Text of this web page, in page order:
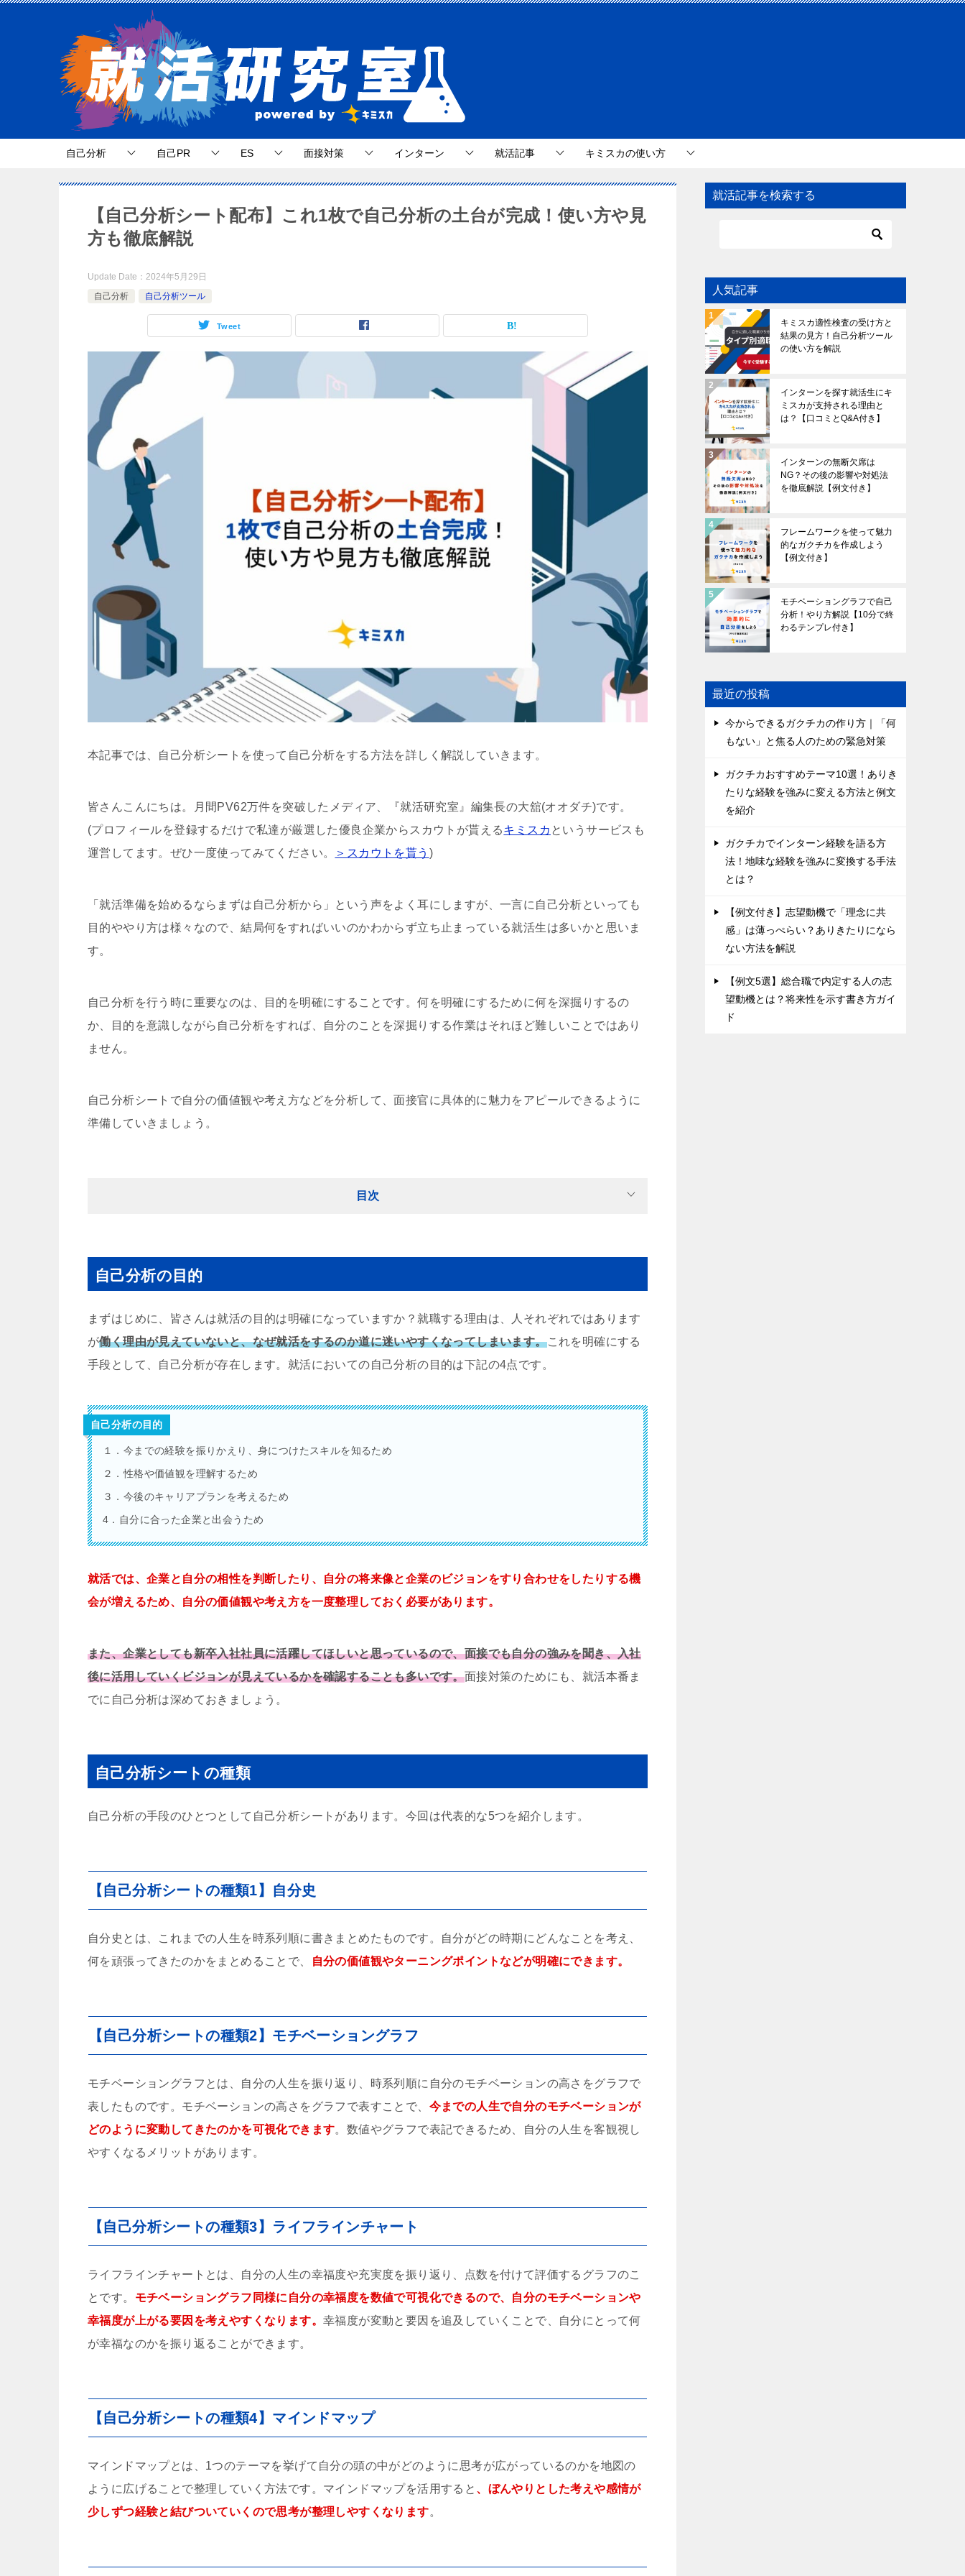
自己分析 自己PR ES 面接対策 インターン 就活記事 キミスカの使い方
【自己分析シート配布】これ1枚で自己分析の土台が完成！使い方や見
方も徹底解説
Update Date： 2024年5月29日
自己分析
自己分析ツール
Tweet
本記事では、自己分析シートを使って自己分析をする方法を詳しく解説していきます。
皆さんこんにちは。月間PV62万件を突破したメディア、『就活研究室』編集長の大舘(オオダチ)です。
(プロフィールを登録するだけで私達が厳選した優良企業からスカウトが貰えるキミスカ というサービスも
運営してます。ぜひ一度使ってみてください。
＞スカウトを貰う )
「就活準備を始めるならまずは自己分析から」という声をよく耳にしますが、一言に自己分析といっても
目的ややり方は様々なので、結局何をすればいいのかわからず立ち止まっている就活生は多いかと思いま
す。
自己分析を行う時に重要なのは、目的を明確にすることです。何を明確にするために何を深掘りするの
か、目的を意識しながら自己分析をすれば、自分のことを深掘りする作業はそれほど難しいことではあり
ません。
自己分析シートで自分の価値観や考え方などを分析して、面接官に具体的に魅力をアピールできるように
準備していきましょう。
目次
自己分析の目的
まずはじめに、皆さんは就活の目的は明確になっていますか？就職する理由は、人それぞれではあります
が働く理由が見えていないと、なぜ就活をするのか道に迷いやすくなってしまいます。これを明確にする
手段として、自己分析が存在します。就活においての自己分析の目的は下記の4点です。
自己分析の目的
１．今までの経験を振りかえり、身につけたスキルを知るため
２．性格や価値観を理解するため
３．今後のキャリアプランを考えるため
4．自分に合った企業と出会うため
就活では、企業と自分の相性を判断したり、自分の将来像と企業のビジョンをすり合わせをしたりする機
会が増えるため、自分の価値観や考え方を一度整理しておく必要があります。
また、企業としても新卒入社社員に活躍してほしいと思っているので、面接でも自分の強みを聞き、入社
後に活用していくビジョンが見えているかを確認することも多いです。面接対策のためにも、就活本番ま
でに自己分析は深めておきましょう。
自己分析シートの種類
自己分析の手段のひとつとして自己分析シートがあります。今回は代表的な5つを紹介します。
【自己分析シートの種類1】自分史
自分史とは、これまでの人生を時系列順に書きまとめたものです。自分がどの時期にどんなことを考え、
何を頑張ってきたのかをまとめることで、
自分の価値観やターニングポイントなどが明確にできます。
【自己分析シートの種類2】モチベーショングラフ
モチベーショングラフとは、自分の人生を振り返り、時系列順に自分のモチベーションの高さをグラフで
表したものです。モチベーションの高さをグラフで表すことで、 今までの人生で自分のモチベーションが
どのように変動してきたのかを可視化できます。数値やグラフで表記できるため、自分の人生を客観視し
やすくなるメリットがあります。
【自己分析シートの種類3】ライフラインチャート
ライフラインチャートとは、自分の人生の幸福度や充実度を振り返り、点数を付けて評価するグラフのこ
とです。 モチベーショングラフ同様に自分の幸福度を数値で可視化できるので、自分のモチベーションや
幸福度が上がる要因を考えやすくなります。 幸福度が変動と要因を追及していくことで、自分にとって何
が幸福なのかを振り返ることができます。
【自己分析シートの種類4】マインドマップ
マインドマップとは、1つのテーマを挙げて自分の頭の中がどのように思考が広がっているのかを地図の
ように広げることで整理していく方法です。マインドマップを活用すると 、ぼんやりとした考えや感情が
少しずつ経験と結びついていくので思考が整理しやすくなります。
就活記事を検索する
人気記事
キミスカ適性検査の受け方と
結果の見方！自己分析ツール
の使い方を解説
インターンを探す就活生にキ
ミスカが支持される理由と
は？【口コミとQ&A付き】
インターンの無断欠席は
NG？その後の影響や対処法
を徹底解説【例文付き】
フレームワークを使って魅力
的なガクチカを作成しよう
【例文付き】
モチベーショングラフで自己
分析！やり方解説【10分で終
わるテンプレ付き】
最近の投稿
今からできるガクチカの作り方｜「何
もない」と焦る人のための緊急対策
ガクチカおすすめテーマ10選！ありき
たりな経験を強みに変える方法と例文
を紹介
ガクチカでインターン経験を語る方
法！地味な経験を強みに変換する手法
とは？
【例文付き】志望動機で「理念に共
感」は薄っぺらい？ありきたりになら
ない方法を解説
【例文5選】総合職で内定する人の志
望動機とは？将来性を示す書き方ガイ
ド